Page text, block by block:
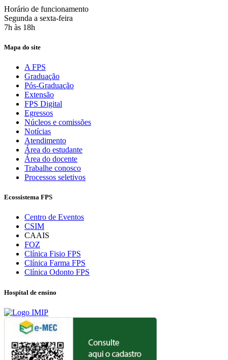
Horário de funcionamento
Segunda a sexta-feira
7h às 18h
Mapa do site
A FPS
Graduação
Pós-Graduação
Extensão
FPS Digital
Egressos
Núcleos e comissões
Notícias
Atendimento
Área do estudante
Área do docente
Trabalhe conosco
Processos seletivos
Ecossistema FPS
Centro de Eventos
CSIM
CAAIS
FOZ
Clínica Fisio FPS
Clínica Farma FPS
Clínica Odonto FPS
Hospital de ensino